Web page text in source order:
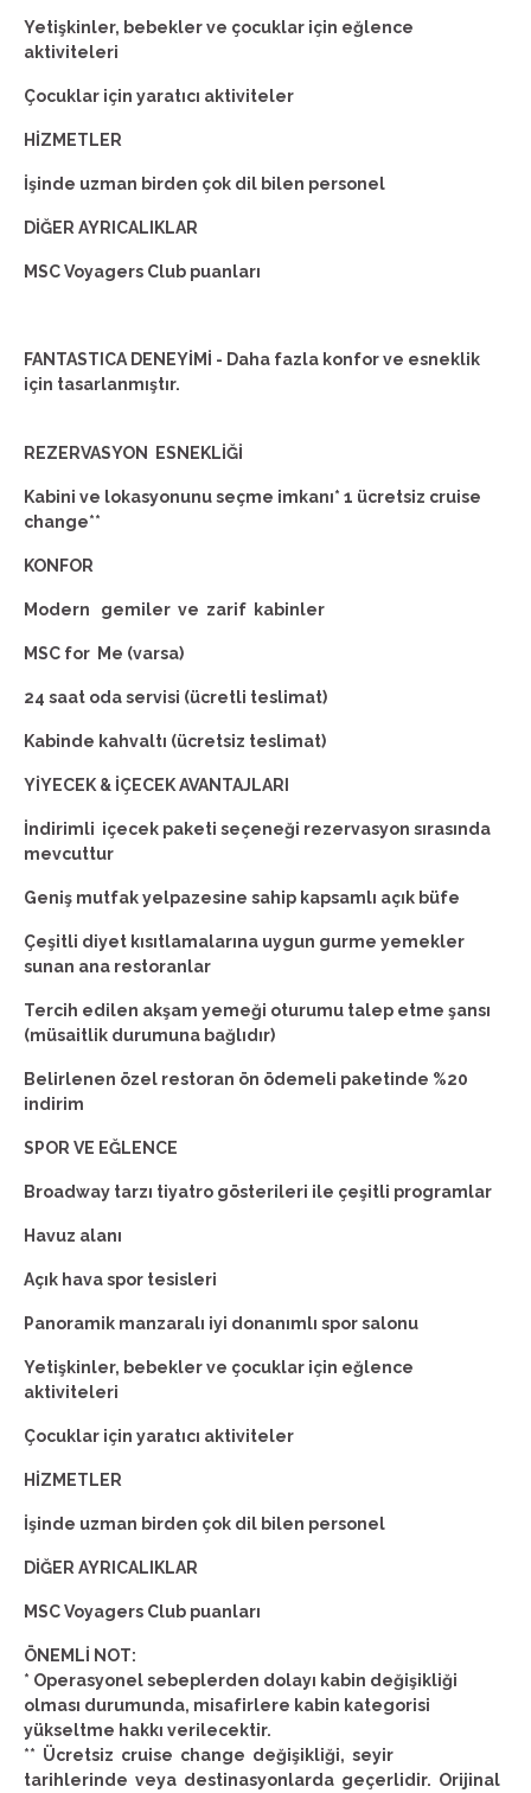
Yetişkinler, bebekler ve çocuklar için eğlence
aktiviteleri
Çocuklar için yaratıcı aktiviteler
HİZMETLER
İşinde uzman birden çok dil bilen personel
DİĞER AYRICALIKLAR
MSC Voyagers Club puanları
FANTASTICA DENEYİMİ - Daha fazla konfor ve esneklik
için tasarlanmıştır.
REZERVASYON ESNEKLİĞİ
Kabini ve lokasyonunu seçme imkanı* 1 ücretsiz cruise
change**
KONFOR
Modern gemiler ve zarif kabinler
MSC for Me (varsa)
24 saat oda servisi (ücretli teslimat)
Kabinde kahvaltı (ücretsiz teslimat)
YİYECEK & İÇECEK AVANTAJLARI
İndirimli içecek paketi seçeneği rezervasyon sırasında
mevcuttur
Geniş mutfak yelpazesine sahip kapsamlı açık büfe
Çeşitli diyet kısıtlamalarına uygun gurme yemekler
sunan ana restoranlar
Tercih edilen akşam yemeği oturumu talep etme şansı
(müsaitlik durumuna bağlıdır)
Belirlenen özel restoran ön ödemeli paketinde %20
indirim
SPOR VE EĞLENCE
Broadway tarzı tiyatro gösterileri ile çeşitli programlar
Havuz alanı
Açık hava spor tesisleri
Panoramik manzaralı iyi donanımlı spor salonu
Yetişkinler, bebekler ve çocuklar için eğlence
aktiviteleri
Çocuklar için yaratıcı aktiviteler
HİZMETLER
İşinde uzman birden çok dil bilen personel
DİĞER AYRICALIKLAR
MSC Voyagers Club puanları
ÖNEMLİ NOT:
* Operasyonel sebeplerden dolayı kabin değişikliği
olması durumunda, misafirlere kabin kategorisi
yükseltme hakkı verilecektir.
** Ücretsiz cruise change değişikliği, seyir
tarihlerinde veya destinasyonlarda geçerlidir. Orijinal